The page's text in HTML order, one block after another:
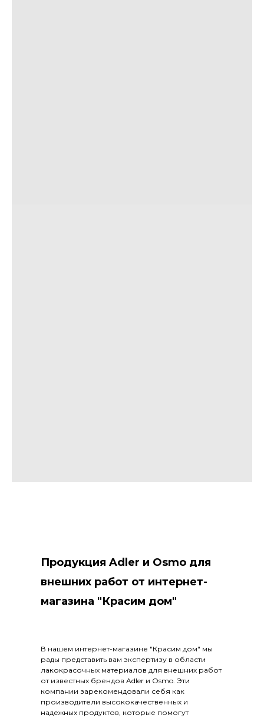
Продукция Adler и Osmo для
внешних работ от интернет-
магазина "Красим дом"
В нашем интернет-магазине "Красим дом" мы
рады представить вам экспертизу в области
лакокрасочных материалов для внешних работ
от известных брендов Adler и Osmo. Эти
компании зарекомендовали себя как
производители высококачественных и
надежных продуктов, которые помогут